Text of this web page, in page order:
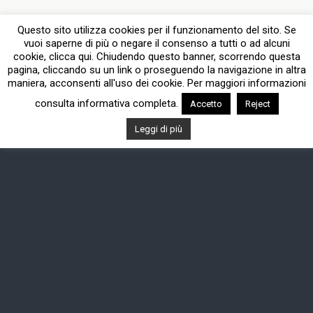
Questo sito utilizza cookies per il funzionamento del sito. Se
vuoi saperne di più o negare il consenso a tutti o ad alcuni
cookie, clicca qui. Chiudendo questo banner, scorrendo questa
pagina, cliccando su un link o proseguendo la navigazione in altra
maniera, acconsenti all'uso dei cookie. Per maggiori informazioni
consulta informativa completa.
Accetto Reject
Leggi di più